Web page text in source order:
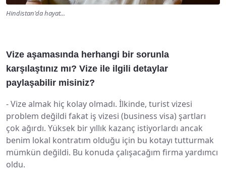
Hindistan'da hayat...
Vize aşamasında herhangi bir sorunla
karşılaştınız mı? Vize ile ilgili detaylar
paylaşabilir misiniz?
-Vize almak hiç kolay olmadı. İlkinde, turist vizesi
problem değildi fakat iş vizesi (business visa) şartları
çok ağırdı. Yüksek bir yıllık kazanç istiyorlardı ancak
benim lokal kontratım olduğu için bu kotayı tutturmak
mümkün değildi. Bu konuda çalışacağım firma yardımcı
oldu.